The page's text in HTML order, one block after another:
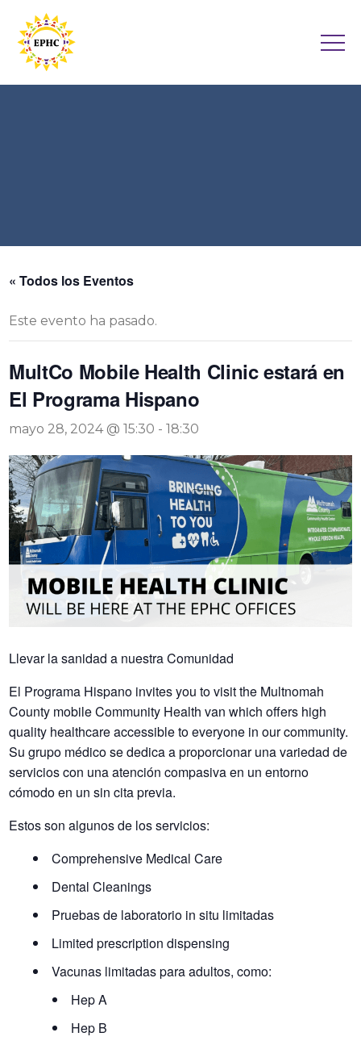
« Todos los Eventos
Este evento ha pasado.
MultCo Mobile Health Clinic estará en
El Programa Hispano
mayo 28, 2024 @ 15:30 -18:30
Llevar la sanidada nuestraComunidad
El Programa Hispano invites you to visit the Multnomah
County mobile Community Health van which offers high
quality healthcare accessible to everyone in our community.
Su grupo médico se dedica a proporcionar una variedad de
servicios con una atención compasiva en un entorno
cómodo en unsin cita previa.
Estos son algunos de los servicios:
Comprehensive Medical Care
Dental Cleanings
Pruebas de laboratorio in situ limitadas
Limited prescription dispensing
Vacunas limitadas para adultos, como:
Hep A
Hep B